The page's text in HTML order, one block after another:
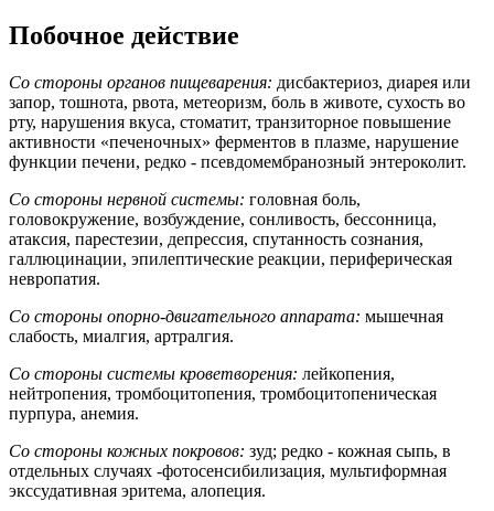
Побочное действие
Со стороны органов пищеварения: дисбактериоз, диарея или
запор, тошнота, рвота, метеоризм, боль в животе, сухость во
рту, нарушения вкуса, стоматит, транзиторное повышение
активности «печеночных» ферментов в плазме, нарушение
функции печени, редко - псевдомембранозный энтероколит.
Со стороны нервной системы: головная боль,
головокружение, возбуждение, сонливость, бессонница,
атаксия, парестезии, депрессия, спутанность сознания,
галлюцинации, эпилептические реакции, периферическая
невропатия.
Со стороны опорно-двигательного аппарата: мышечная
слабость, миалгия, артралгия.
Со стороны системы кроветворения: лейкопения,
нейтропения, тромбоцитопения, тромбоцитопеническая
пурпура, анемия.
Со стороны кожных покровов: зуд; редко - кожная сыпь, в
отдельных случаях -фотосенсибилизация, мультиформная
экссудативная эритема, алопеция.